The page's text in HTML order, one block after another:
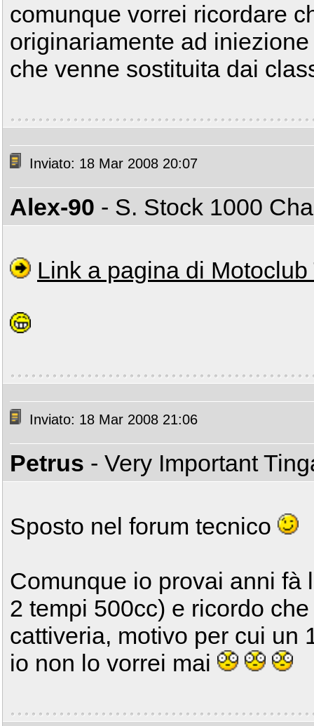
comunque vorrei ricordare
originariamente ad
che venne sostituita dai
Inviato: 18 Mar 2008 20:07
Alex-90 - S. Stock 1000
Link a pagina di
Inviato: 18 Mar 2008 21:06
Petrus - Very Important
Sposto nel forum tecnico
Comunque io provai anni fà
2 tempi 500cc) e ricordo
cattiveria, motivo per cui un
io non lo vorrei mai